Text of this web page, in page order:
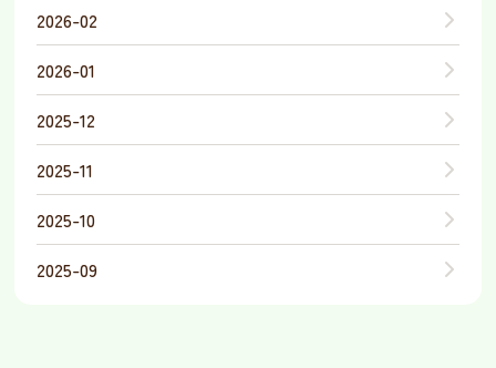
2026-02
2026-01
2025-12
2025-11
2025-10
2025-09